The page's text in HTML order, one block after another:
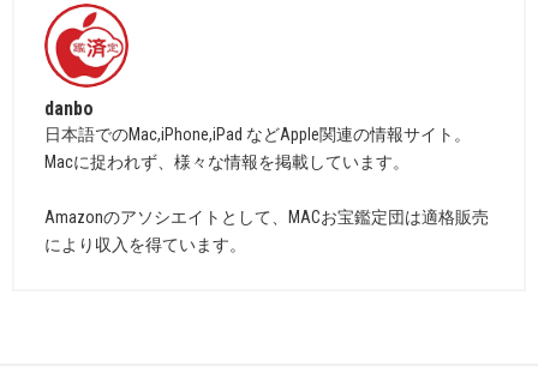
danbo
日本語でのMac,iPhone,iPad などApple関連の情報サイト。
Macに捉われず、様々な情報を掲載しています。
Amazonのアソシエイトとして、MACお宝鑑定団は適格販売
により収入を得ています。